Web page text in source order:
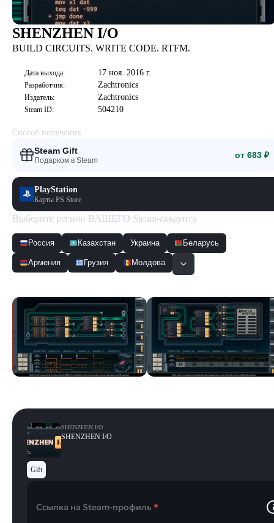
SHENZHEN I/O
BUILD CIRCUITS. WRITE CODE. RTFM.
Дата выхода: 17 ноя. 2016 г.
Разработчик: Zachtronics
Издатель: Zachtronics
Steam ID: 504210
Способ получения
Steam Gift
Подарком в Steam
от 683 ₽
PlayStation
Карты PS Store
Выберите регион ВАШЕГО Steam-аккаунта
Россия Казахстан Украина Беларусь
Армения Грузия Молдова
SHENZHEN I/O
SHENZHEN I/O
Gift
Ссылка на Steam-профиль *